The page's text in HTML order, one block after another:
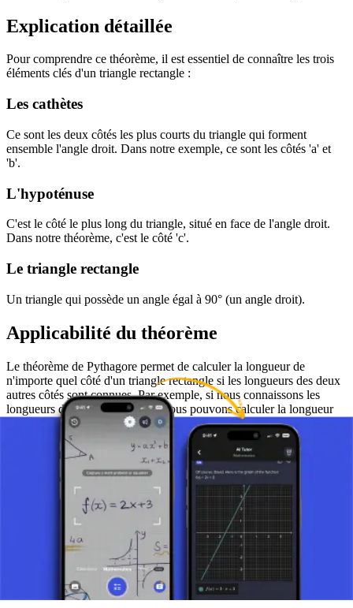
Explication détaillée
Pour comprendre ce théorème, il est essentiel de connaître les trois
éléments clés d'un triangle rectangle :
Les cathètes
Ce sont les deux côtés les plus courts du triangle qui forment
ensemble l'angle droit. Dans notre exemple, ce sont les côtés 'a' et
'b'.
L'hypoténuse
C'est le côté le plus long du triangle, situé en face de l'angle droit.
Dans notre théorème, c'est le côté 'c'.
Le triangle rectangle
Un triangle qui possède un angle égal à 90° (un angle droit).
Applicabilité du théorème
Le théorème de Pythagore permet de calculer la longueur de
n'importe quel côté d'un triangle rectangle si les longueurs des deux
autres côtés sont connues. Par exemple, si nous connaissons les
longueurs des cathètes 'a' et 'b', nous pouvons calculer la longueur
de l'hypoténuse 'c' en utilisant la formulec = sqrt(a² + b²)
Exemple d'utilisation du théorème
Pour une meilleure compréhension, utilisons un exemple pratique :
supposons que nous ayons un triangle rectangle avec des cathètes de
longueurs 3 et 4. Nous utilisons le théorème de Pythagore pour
calculer la longueur de l'hypoténuse. Selon la formule, nous
c² = 3² + 4², ce qui signifie c² = 9 + 16 = 25
L'hypoténuse de ce triangle est donc
c = sqrt(25) = 5
Conclusion